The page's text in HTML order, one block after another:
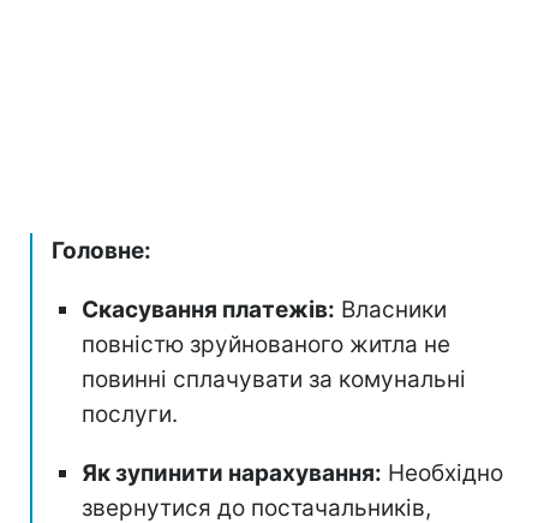
Головне:
Скасування платежів: Власники
повністю зруйнованого житла не
повинні сплачувати за комунальні
послуги.
Як зупинити нарахування: Необхідно
звернутися до постачальників,